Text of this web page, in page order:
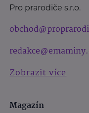
Pro prarodiče s.r.o.
Zobrazit více
Magazín